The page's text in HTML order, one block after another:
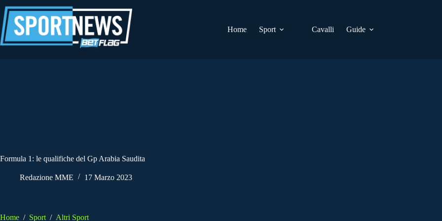
al
contenuto
Home
Sport Cavalli Guide
Formula 1: le qualifiche del Gp Arabia Saudita
Redazione MME 17 Marzo 2023
Home / Sport / Altri Sport